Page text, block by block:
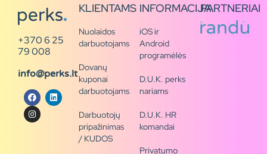
+370 6 25
79 008
info@perks.lt
KLIENTAMS
Nuolaidos
darbuotojams
Dovanų
kuponai
darbuotojams
Darbuotojų
pripažinimas
/ KUDOS
INFORMACIJA
iOS ir
Android
programėlės
D.U.K. perks
nariams
D.U.K. HR
komandai
Privatumo
PARTNERIAI